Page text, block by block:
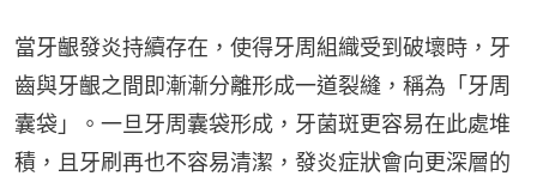
當牙齦發炎持續存在，使得牙周組織受到破壞時，牙
齒與牙齦之間即漸漸分離形成一道裂縫，稱為「牙周
囊袋」。一旦牙周囊袋形成，牙菌斑更容易在此處堆
積，且牙刷再也不容易清潔，發炎症狀會向更深層的